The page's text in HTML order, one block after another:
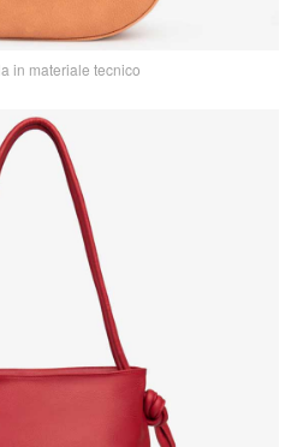
in materiale tecnico